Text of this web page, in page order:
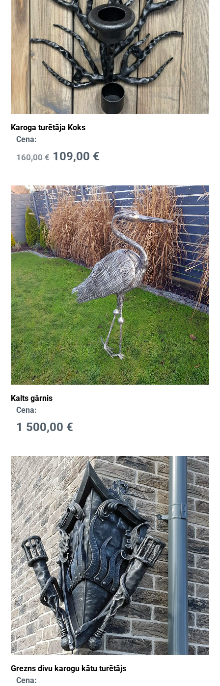
Karoga turētāja Koks
Cena:
160,00€ 109,00 €
Kalts gārnis
Cena:
1 500,00 €
Grezns divu karogu kātu turētājs
Cena: